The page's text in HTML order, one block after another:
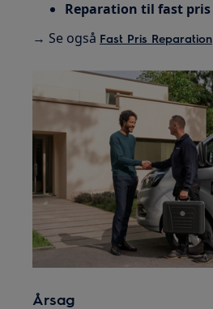
Reparation til fast pris
→ Se også Fast Pris Reparation
Årsag